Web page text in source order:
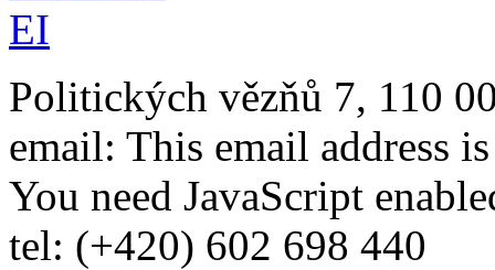
Politických vězňů 7, 110
email: This email address
You need JavaScript
tel: (+420) 602 698 440